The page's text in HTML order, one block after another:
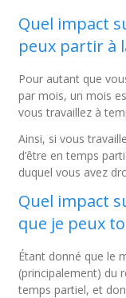
Quel impact
peux partir à
Pour autant que
par mois, un mois
vous travaillez à
Ainsi, si vous
d’être en temps
duquel vous avez
Quel impact
que je peux
Étant donné que le
(principalement) du
temps partiel, et